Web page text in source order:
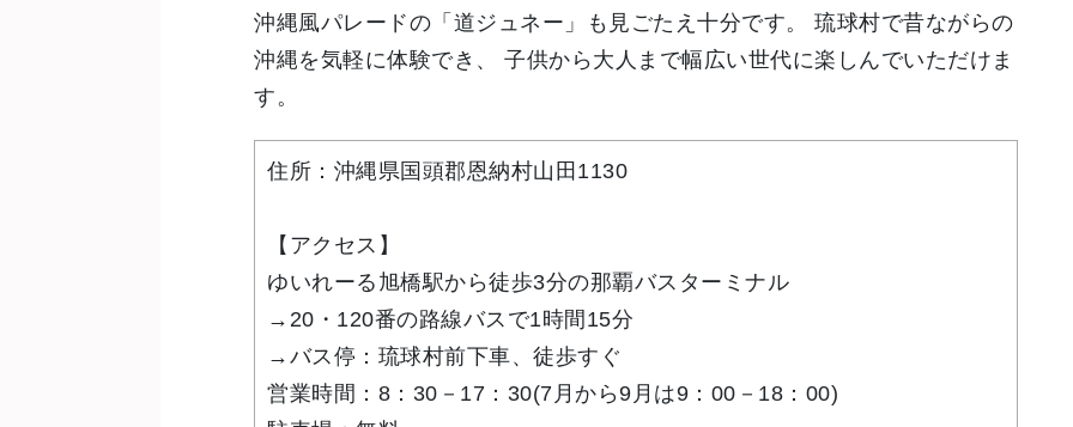
沖縄風パレードの「道ジュネー」も見ごたえ十分です。 琉球村で昔ながらの
沖縄を気軽に体験でき、 子供から大人まで幅広い世代に楽しんでいただけま
す。
住所：沖縄県国頭郡恩納村山田1130
【アクセス】
ゆいれーる旭橋駅から徒歩3分の那覇バスターミナル
→20・120番の路線バスで1時間15分
→バス停：琉球村前下車、徒歩すぐ
営業時間：8：30－17：30(7月から9月は9：00－18：00)